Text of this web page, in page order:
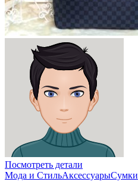
Посмотреть детали
Мода и СтильАксессуарыСумки